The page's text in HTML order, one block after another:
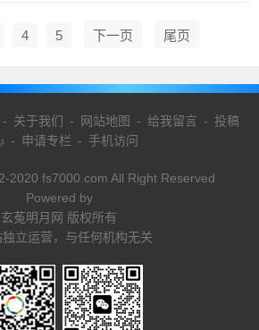
4 5 下一页 尾页
关于我们 - 网站地图 - 给我留言 - 投稿
- 申请专栏 - 手机访问
2020 fs7000.com All Right Reserved
Powered by
玄菟明月网 版权所有
独立运营，与任何机构无关